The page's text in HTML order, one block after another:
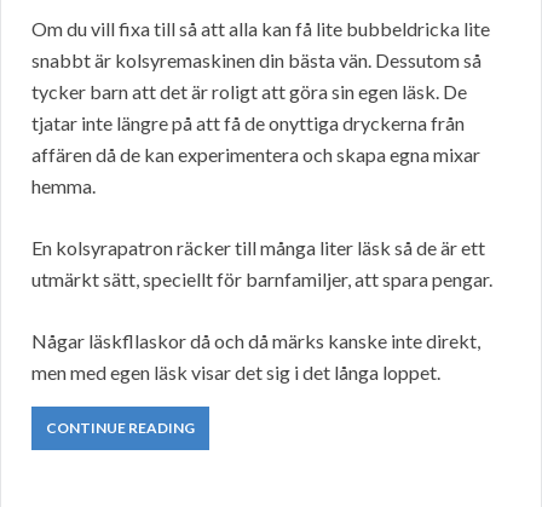
Om du vill fixa till så att alla kan få lite bubbeldricka lite
snabbt är kolsyremaskinen din bästa vän. Dessutom så
tycker barn att det är roligt att göra sin egen läsk. De
tjatar inte längre på att få de onyttiga dryckerna från
affären då de kan experimentera och skapa egna mixar
hemma.
En kolsyrapatron räcker till många liter läsk så de är ett
utmärkt sätt, speciellt för barnfamiljer, att spara pengar.
Någar läskfllaskor då och då märks kanske inte direkt,
men med egen läsk visar det sig i det långa loppet.
CONTINUE READING